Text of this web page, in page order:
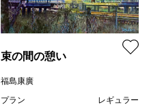
束の間の憩い
福島康廣
プラン
レギュラー